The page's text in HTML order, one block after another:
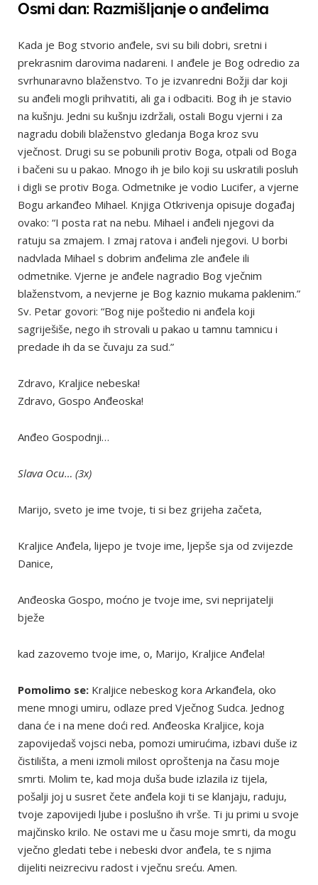
Osmi dan: Razmišljanje o anđelima
Kada je Bog stvorio anđele, svi su bili dobri, sretni i
prekrasnim darovima nadareni. I anđele je Bog odredio za
svrhunaravno blaženstvo. To je izvanredni Božji dar koji
su anđeli mogli prihvatiti, ali ga i odbaciti. Bog ih je stavio
na kušnju. Jedni su kušnju izdržali, ostali Bogu vjerni i za
nagradu dobili blaženstvo gledanja Boga kroz svu
vječnost. Drugi su se pobunili protiv Boga, otpali od Boga
i bačeni su u pakao. Mnogo ih je bilo koji su uskratili posluh
i digli se protiv Boga. Odmetnike je vodio Lucifer, a vjerne
Bogu arkanđeo Mihael. Knjiga Otkrivenja opisuje događaj
ovako: “I posta rat na nebu. Mihael i anđeli njegovi da
ratuju sa zmajem. I zmaj ratova i anđeli njegovi. U borbi
nadvlada Mihael s dobrim anđelima zle anđele ili
odmetnike. Vjerne je anđele nagradio Bog vječnim
blaženstvom, a nevjerne je Bog kaznio mukama paklenim.”
Sv. Petar govori: “Bog nije poštedio ni anđela koji
sagriješiše, nego ih strovali u pakao u tamnu tamnicu i
predade ih da se čuvaju za sud.”
Zdravo, Kraljice nebeska!
Zdravo, Gospo Anđeoska!
Anđeo Gospodnji…
Slava Ocu… (3x)
Marijo, sveto je ime tvoje, ti si bez grijeha začeta,
Kraljice Anđela, lijepo je tvoje ime, ljepše sja od zvijezde
Danice,
Anđeoska Gospo, moćno je tvoje ime, svi neprijatelji
bježe
kad zazovemo tvoje ime, o, Marijo, Kraljice Anđela!
Pomolimo se: Kraljice nebeskog kora Arkanđela, oko
mene mnogi umiru, odlaze pred Vječnog Sudca. Jednog
dana će i na mene doći red. Anđeoska Kraljice, koja
zapovijedaš vojsci neba, pomozi umirućima, izbavi duše iz
čistilišta, a meni izmoli milost oproštenja na času moje
smrti. Molim te, kad moja duša bude izlazila iz tijela,
pošalji joj u susret čete anđela koji ti se klanjaju, raduju,
tvoje zapovijedi ljube i poslušno ih vrše. Ti ju primi u svoje
majčinsko krilo. Ne ostavi me u času moje smrti, da mogu
vječno gledati tebe i nebeski dvor anđela, te s njima
dijeliti neizrecivu radost i vječnu sreću. Amen.